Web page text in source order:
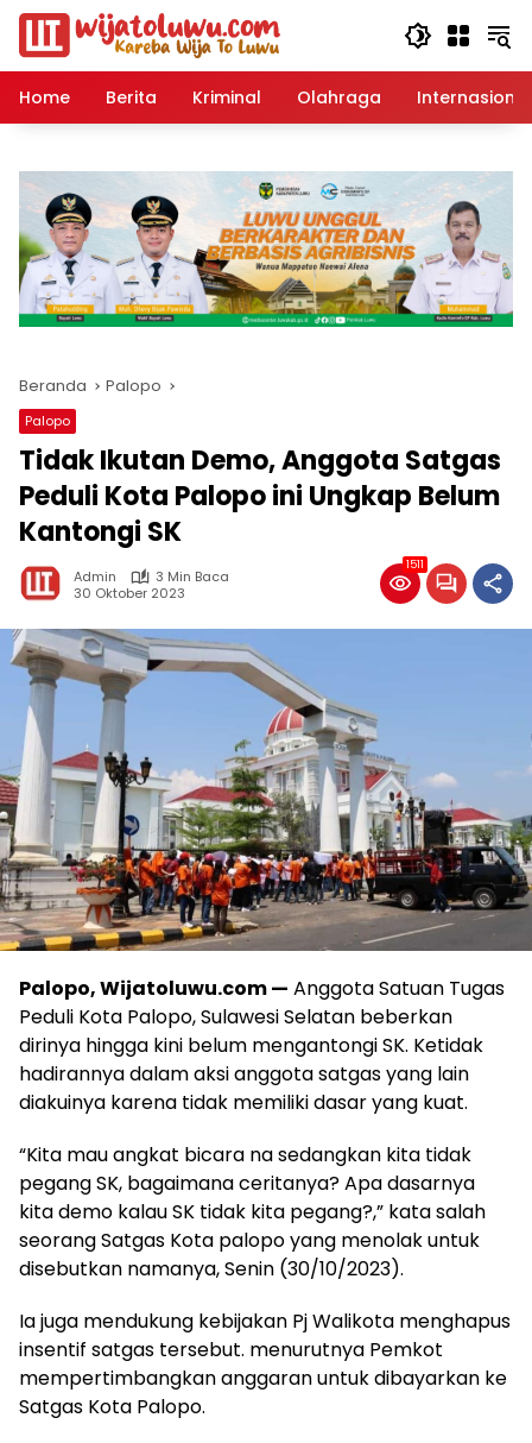
Langsung
konten
Home
Berita Kriminal Olahraga Internasional
Beranda Palopo
Palopo
Tidak Ikutan Demo, Anggota Satgas
Peduli Kota Palopo ini Ungkap Belum
Kantongi SK
Admin
3 Min Baca
30 Oktober 2023
1511
Palopo, Wijatoluwu.com — Anggota Satuan Tugas
Peduli Kota Palopo, Sulawesi Selatan beberkan
dirinya hingga kini belum mengantongi SK. Ketidak
hadirannya dalam aksi anggota satgas yang lain
diakuinya karena tidak memiliki dasar yang kuat.
“Kita mau angkat bicara na sedangkan kita tidak
pegang SK, bagaimana ceritanya? Apa dasarnya
kita demo kalau SK tidak kita pegang?,” kata salah
seorang Satgas Kota palopo yang menolak untuk
disebutkan namanya, Senin (30/10/2023).
Ia juga mendukung kebijakan Pj Walikota menghapus
insentif satgas tersebut. menurutnya Pemkot
mempertimbangkan anggaran untuk dibayarkan ke
Satgas Kota Palopo.